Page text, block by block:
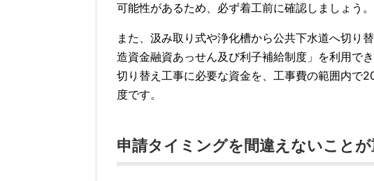
可能性があるため、必ず着工前に確認しましょう。
また、汲み取り式や浄化槽から公共下水道へ切り
造資金融資あっせん及び利子補給制度」を利用で
切り替え工事に必要な資金を、工事費の範囲内で
度です。
申請タイミングを間違えないこと